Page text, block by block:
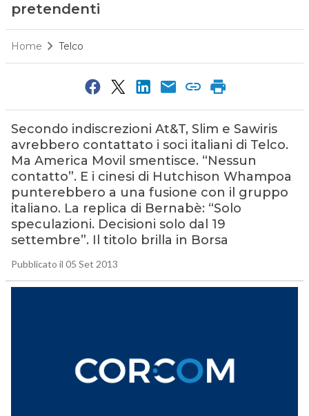
pretendenti
Home Telco
Secondo indiscrezioni At&T, Slim e Sawiris
avrebbero contattato i soci italiani di Telco.
Ma America Movil smentisce. “Nessun
contatto”. E i cinesi di Hutchison Whampoa
punterebbero a una fusione con il gruppo
italiano. La replica di Bernabè: “Solo
speculazioni. Decisioni solo dal 19
settembre”. Il titolo brilla in Borsa
Pubblicato il 05 Set 2013